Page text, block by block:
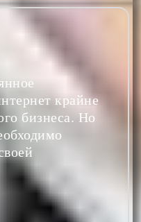
крайне
бизнеса. Но